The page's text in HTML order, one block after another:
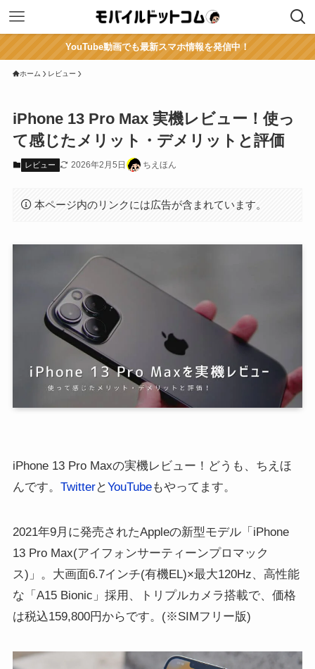
YouTube動画でも最新スマホ情報を発信中！
ホーム レビュー
iPhone 13 Pro Max 実機レビュー！使っ
て感じたメリット・デメリットと評価
レビュー 2026年2月5日 ちえほん
本ページ内のリンクには広告が含まれています。
iPhone 13 Pro Maxの実機レビュー！どうも、ちえほ
んです。 TwitterとYouTubeもやってます。
2021年9月に発売されたAppleの新型モデル「iPhone
13 Pro Max(アイフォンサーティーンプロマック
ス)」。大画面6.7インチ(有機EL)×最大120Hz、高性能
な「A15 Bionic」採用、トリプルカメラ搭載で、価格
は税込159,800円からです。(※SIMフリー版)